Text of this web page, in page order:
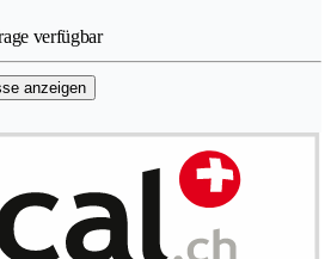
verfügbar
anzeigen